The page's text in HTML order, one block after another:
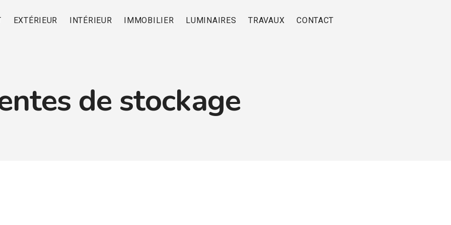
EXTÉRIEUR INTÉRIEUR IMMOBILIER LUMINAIRES TRAVAUX CONTACT
de stockage